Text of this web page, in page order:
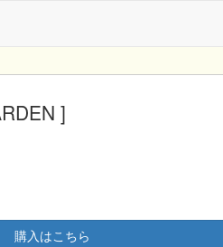
]
購入はこちら